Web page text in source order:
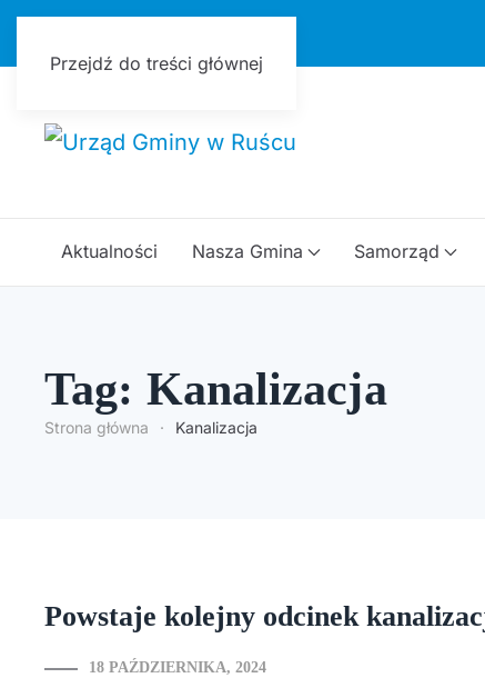
Przejdź do treści głównej
Aktualności Nasza Gmina Samorząd
Tag: Kanalizacja
Strona główna Kanalizacja
Powstaje kolejny odcinek
18 PAŹDZIERNIKA, 2024